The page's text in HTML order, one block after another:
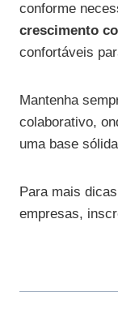
conforme
crescimento
confortáveis
Mantenha
colaborativo,
uma base
Para mais
empresas,